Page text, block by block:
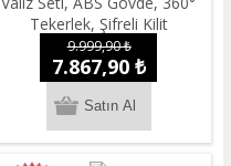
Tekerlek, Şifreli Kilit
9.999,90 ₺
7.867,90 ₺